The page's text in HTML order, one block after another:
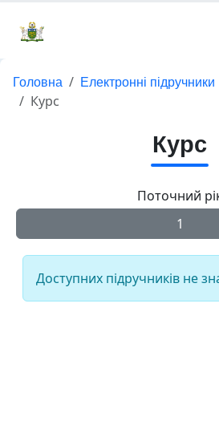
Головна Електронні підручники
Курс
Курс
Поточний
1
Доступних підручників не